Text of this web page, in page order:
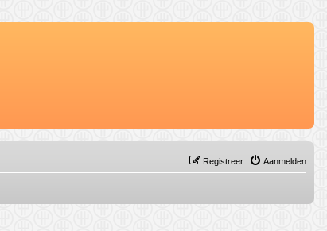
Aanmelden
Registreer